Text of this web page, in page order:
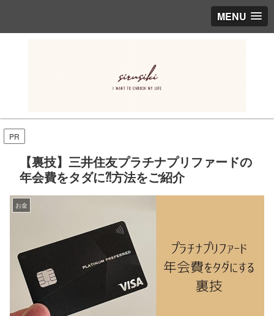
MENU
PR
【裏技】三井住友プラチナプリファードの
年会費をタダに⁈方法をご紹介
お金